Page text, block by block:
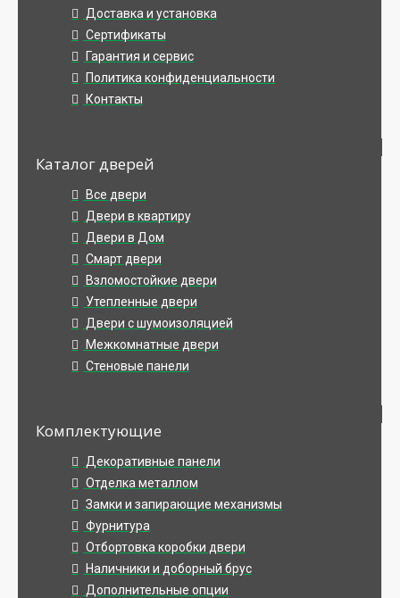
Доставка и установка
Сертификаты
Гарантия и сервис
Политика конфиденциальности
Контакты
Каталог дверей
Все двери
Двери в квартиру
Двери в Дом
Смарт двери
Взломостойкие двери
Утепленные двери
Двери с шумоизоляцией
Межкомнатные двери
Стеновые панели
Комплектующие
Декоративные панели
Отделка металлом
Замки и запирающие механизмы
Фурнитура
Отбортовка коробки двери
Наличники и доборный брус
Дополнительные опции